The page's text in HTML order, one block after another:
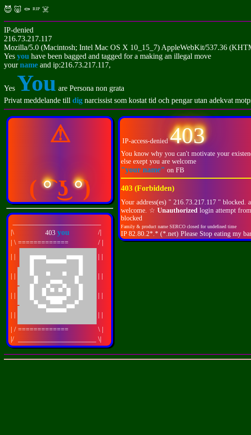
😈 🐷 ⚰️ ᴿᴵᴾ ☠️
IP-denied
216.73.217.117
Mozilla/5.0 (Macintosh; Intel Mac OS X 10_15_7) AppleWebKit/537.36
Yes you have been bagged and tagged for a making an illegal move
yourname and ip:216.73.217.117,
Yes You are Persona non grata
Privat meddelande till dig narcissist som kostat tid och pengar utan adekvat
⚠
( ͡°͜ʖ ͡°)
|\
403 you
/|
| \ =============
/ |
🐷
| / =============
\ |
|/
\|
IP-access-denied403
You know why you can't motivate your
else exept you are welcome
"your name" on FB
403 (Forbidden)
Your address(es) " 216.73.217.117 " blocked.
welcome. ☆ Unauthorized login attempt
blocked
Family & product name SERCO closed for undefined time
IP 82.80.2*.* (*.net) Please Stop eating my